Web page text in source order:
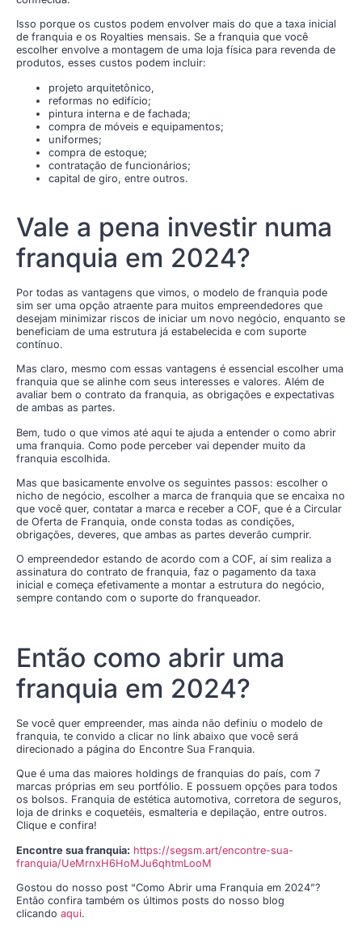
Isso porque os custos podem envolver mais do que a taxa inicial
de franquia e os Royalties mensais. Se a franquia que você
escolher envolve a montagem de uma loja física para revenda de
produtos, esses custos podem incluir:
projeto arquitetônico,
reformas no edifício;
pintura interna e de fachada;
compra de móveis e equipamentos;
uniformes;
compra de estoque;
contratação de funcionários;
capital de giro, entre outros.
Vale a pena investir numa
franquia em 2024?
Por todas as vantagens que vimos, o modelo de franquia pode
sim ser uma opção atraente para muitos empreendedores que
desejam minimizar riscos de iniciar um novo negócio, enquanto se
beneficiam de uma estrutura já estabelecida e com suporte
contínuo.
Mas claro, mesmo com essas vantagens é essencial escolher uma
franquia que se alinhe com seus interesses e valores. Além de
avaliar bem o contrato da franquia, as obrigações e expectativas
de ambas as partes.
Bem, tudo o que vimos até aqui te ajuda a entender o como abrir
uma franquia. Como pode perceber vai depender muito da
franquia escolhida.
Mas que basicamente envolve os seguintes passos: escolher o
nicho de negócio, escolher a marca de franquia que se encaixa no
que você quer, contatar a marca e receber a COF, que é a Circular
de Oferta de Franquia, onde consta todas as condições,
obrigações, deveres, que ambas as partes deverão cumprir.
O empreendedor estando de acordo com a COF, aí sim realiza a
assinatura do contrato de franquia, faz o pagamento da taxa
inicial e começa efetivamente a montar a estrutura do negócio,
sempre contando com o suporte do franqueador.
Então como abrir uma
franquia em 2024?
Se você quer empreender, mas ainda não definiu o modelo de
franquia, te convido a clicar no link abaixo que você será
direcionado a página do Encontre Sua Franquia.
Que é uma das maiores holdings de franquias do país, com 7
marcas próprias em seu portfólio. E possuem opções para todos
os bolsos. Franquia de estética automotiva, corretora de seguros,
loja de drinks e coquetéis, esmalteria e depilação, entre outros.
Clique e confira!
Encontre sua franquia: https://segsm.art/encontre-sua-
franquia/UeMrnxH6HoMJu6qhtmLooM
Gostou do nosso post “Como Abrir uma Franquia em 2024”?
Então confira também os últimos posts do nosso blog
clicando aqui.